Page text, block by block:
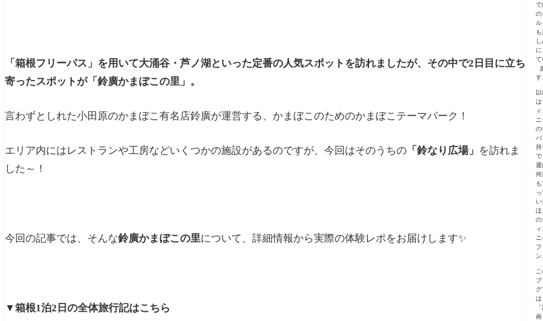
「箱根フリーパス」を用いて大涌谷・芦ノ湖といった定番の人気スポットを訪れましたが、その中で2日目に立ち
寄ったスポットが「鈴廣かまぼこの里」。
言わずとしれた小田原のかまぼこ有名店鈴廣が運営する、かまぼこのためのかまぼこテーマパーク！
エリア内にはレストランや工房などいくつかの施設があるのですが、今回はそのうちの 「鈴なり広場」 を訪れま
した～！
今回の記事では、そんな鈴廣かまぼこの里について、詳細情報から実際の体験レポをお届けします✨️
▼箱根1泊2日の全体旅行記はこちら
で
の
ル
に
て
ま
す
以
は
ニ
の
パ
持
で
週
何
も
っ
い
ほ
の
ニ
フ
ン
こ
ブ
グ
は
画